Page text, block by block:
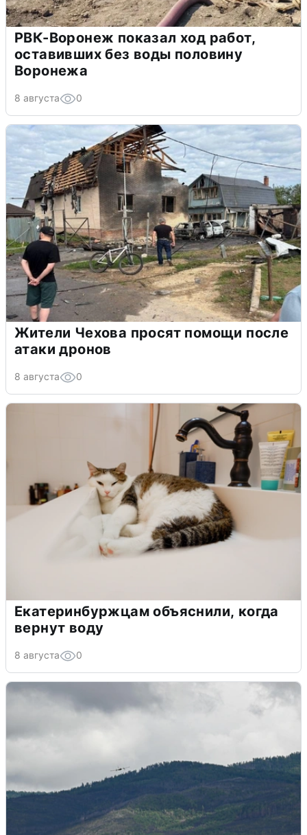
РВК-Воронеж показал ход работ,
оставивших без воды половину
Воронежа
8 августа 0
Жители Чехова просят помощи после
атаки дронов
8 августа 0
Екатеринбуржцам объяснили, когда
вернут воду
8 августа 0